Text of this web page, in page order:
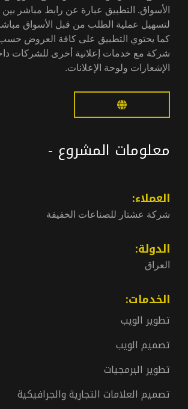
الأسواق. التطبيق عبارة عن رابط مباشر
لتسهيل عملية الطلب من قبل الأسواق
كما يحتوي التطبيق على كافة العروض
شركة مع خدمات إعلانية أخرى للشركات
الإشعارات ولوحة الإعلانات.
معلومات المشروع -
العملاء:
شركة عشتار للصناعات الخفيفة
الدولة:
العراق
الخدمات:
تطوير الويب
تصميم الويب
تطوير البرمجيات
تصميم العلامات التجارية والجرافيكية